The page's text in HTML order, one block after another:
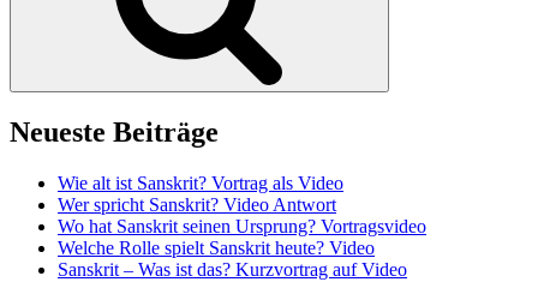
Neueste Beiträge
Wie alt ist Sanskrit? Vortrag als Video
Wer spricht Sanskrit? Video Antwort
Wo hat Sanskrit seinen Ursprung? Vortragsvideo
Welche Rolle spielt Sanskrit heute? Video
Sanskrit – Was ist das? Kurzvortrag auf Video